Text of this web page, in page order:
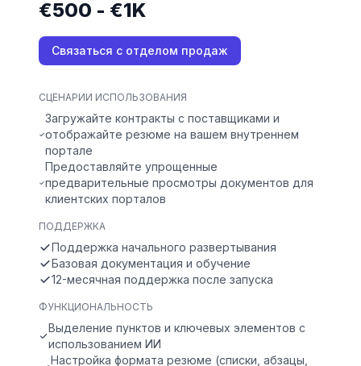
€500 - €1K
Связаться с отделом продаж
СЦЕНАРИИ ИСПОЛЬЗОВАНИЯ
Загружайте контракты с поставщиками и
отображайте резюме на вашем внутреннем
портале
Предоставляйте упрощенные
предварительные просмотры документов для
клиентских порталов
ПОДДЕРЖКА
Поддержка начального развертывания
Базовая документация и обучение
12-месячная поддержка после запуска
ФУНКЦИОНАЛЬНОСТЬ
Выделение пунктов и ключевых элементов с
использованием ИИ
Настройка формата резюме (списки, абзацы,